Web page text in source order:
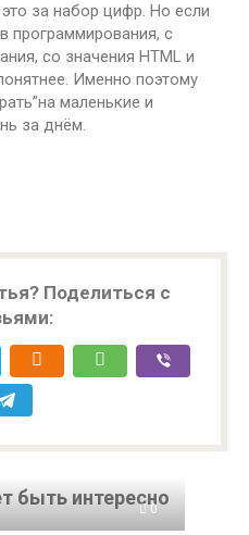
за набор цифр. Но если
программирования, с
со значения HTML и
Именно поэтому
маленькие и
за днём.
Поделиться с
быть интересно
0